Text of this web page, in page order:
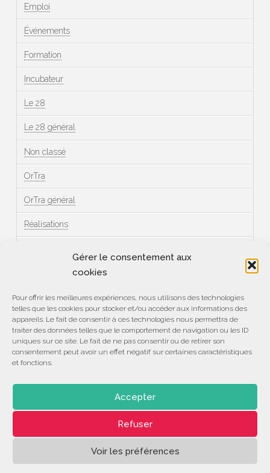
Gérer le consentement aux
cookies
Pour offrir les meilleures expériences, nous utilisons des technologies
telles que les cookies pour stocker et/ou accéder aux informations des
appareils. Le fait de consentir à ces technologies nous permettra de
traiter des données telles que le comportement de navigation ou les ID
uniques sur ce site. Le fait de ne pas consentir ou de retirer son
consentement peut avoir un effet négatif sur certaines caractéristiques
et fonctions.
Accepter
Refuser
Voir les préférences
Emploi
Événements
Formation
Incubateur
Le 28
Le 28 général
Non classé
OrTra
OrTra général
Réalisations
Méta
Connexion
Flux des publications
Flux des commentaires
DÉVELOPPEMENT
LE 28